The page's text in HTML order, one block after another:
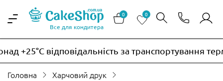
Все для кондитера
0 0
відповідальність за транспортування
Головна
Харчовий друк